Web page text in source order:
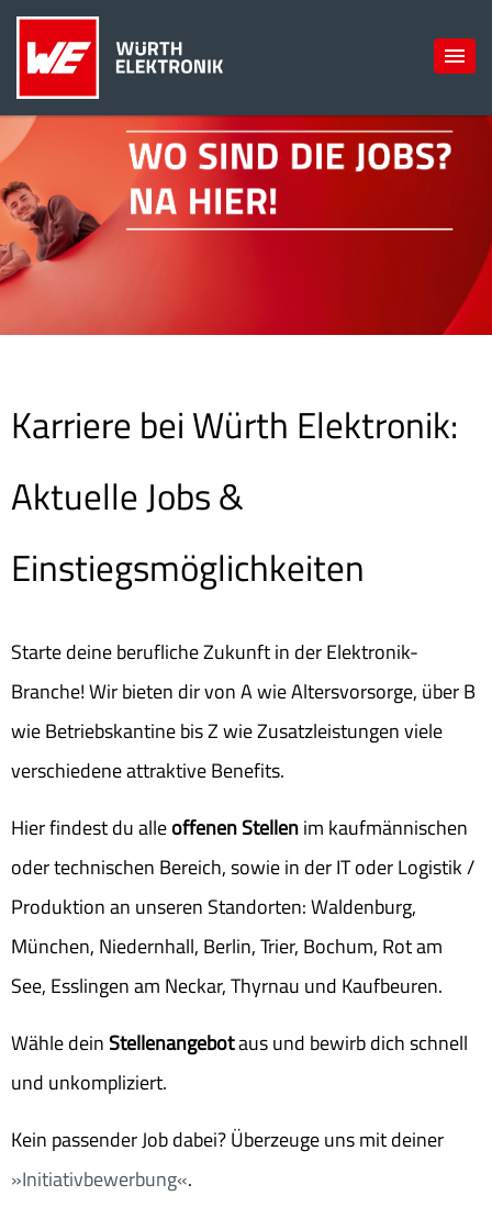
Karriere bei Würth Elektronik:
Aktuelle Jobs &
Einstiegsmöglichkeiten
Starte deine berufliche Zukunft in der Elektronik-
Branche! Wir bieten dir von A wie Altersvorsorge, über B
wie Betriebskantine bis Z wie Zusatzleistungen viele
verschiedene attraktive Benefits.
Hier findest du alleoffenen Stellenim kaufmännischen
oder technischen Bereich, sowie in der IT oder Logistik /
Produktion an unseren Standorten: Waldenburg,
München, Niedernhall, Berlin, Trier, Bochum, Rot am
See, Esslingen am Neckar, Thyrnau und Kaufbeuren.
Wähle deinStellenangebotaus und bewirb dich schnell
und unkompliziert.
Kein passender Job dabei? Überzeuge uns mit deiner
Initiativbewerbung .